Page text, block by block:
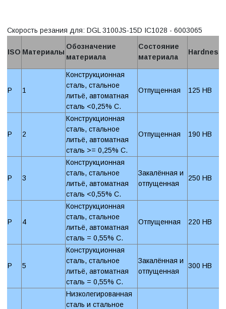
Скорость резания для: DGL 3100JS-15D IC1028 - 6003065
ISO Материалы
Обозначение
материала
Состояние
материала
Hardness
P 1
Конструкционная
сталь, стальное
литьё, автоматная
сталь <0,25% C.
Отпущенная 125 HB
P 2
Конструкционная
сталь, стальное
литьё, автоматная
сталь >= 0,25% C.
Отпущенная 190 HB
P 3
Конструкционная
сталь, стальное
литьё, автоматная
сталь <0,55% C.
Закалённая и
отпущенная
250 HB
P 4
Конструкционная
сталь, стальное
литьё, автоматная
сталь = 0,55% C.
Отпущенная 220 HB
P 5
Конструкционная
сталь, стальное
литьё, автоматная
сталь = 0,55% C.
Закалённая и
отпущенная
300 HB
Низколегированная
сталь и стальное